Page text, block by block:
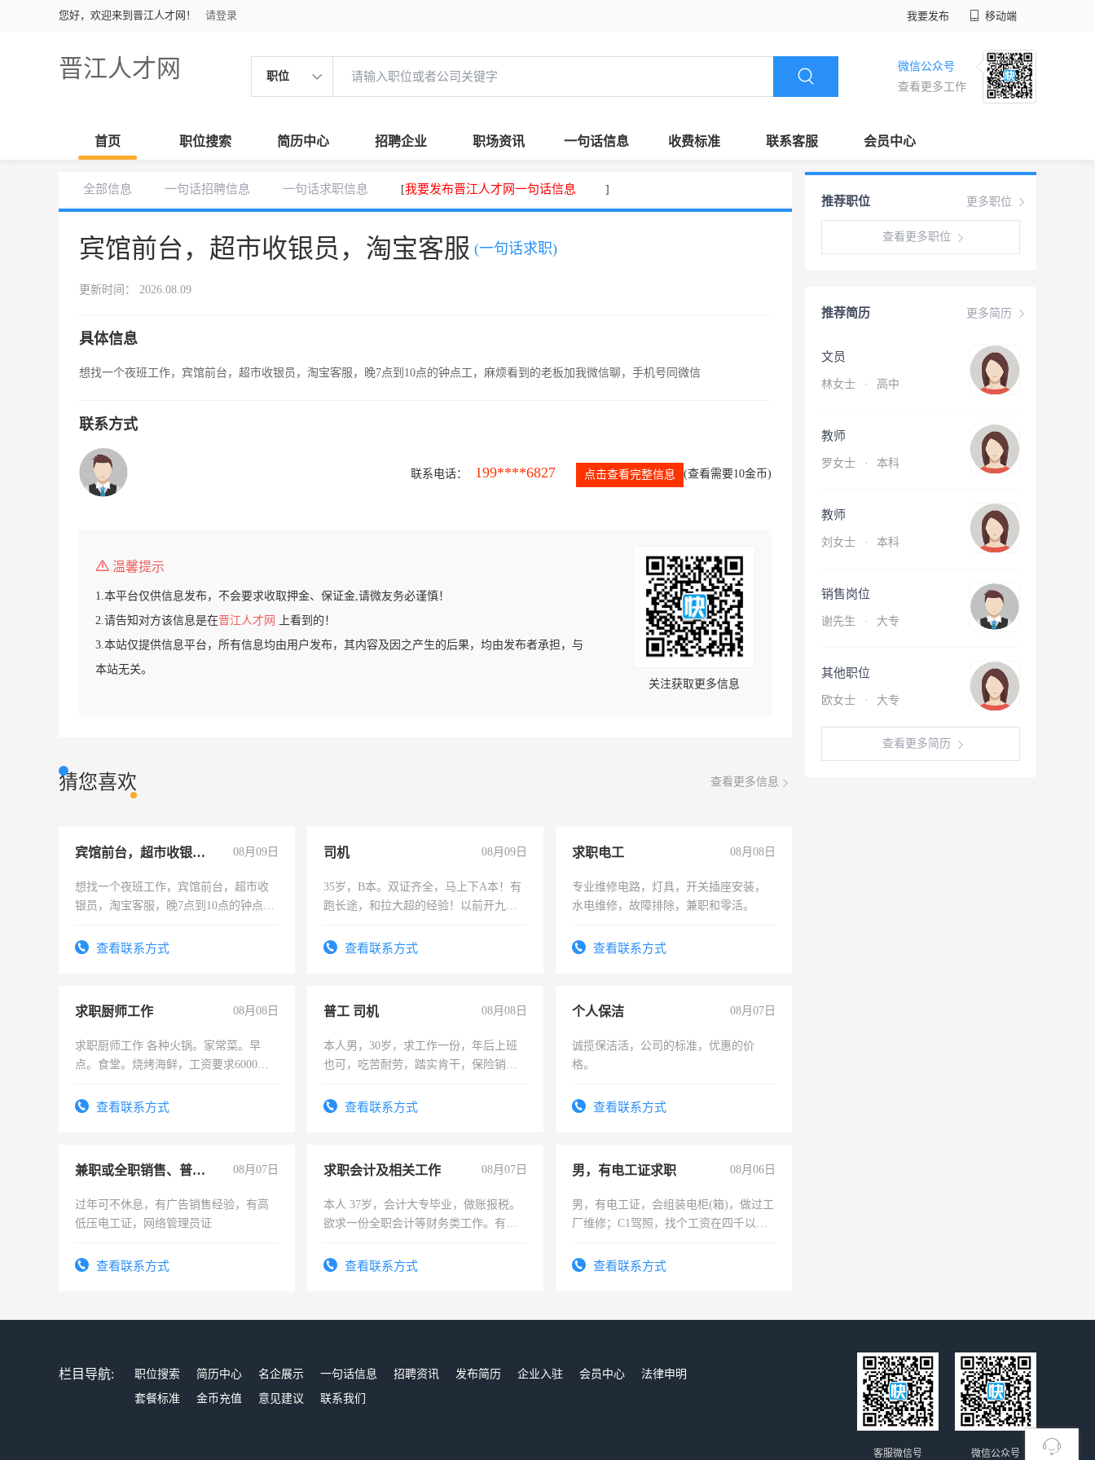
您好，欢迎来到晋江人才网！ 请登录 我要发布 移动端
晋江人才网 职位
微信公众号
查看更多工作
首页 职位搜索 简历中心 招聘企业 职场资讯 一句话信息 收费标准 联系客服 会员中心
全部信息 一句话招聘信息 一句话求职信息 [我要发布晋江人才网一句话信息 ]
宾馆前台，超市收银员，淘宝客服 (一句话求职)
更新时间： 2026.08.09
具体信息
想找一个夜班工作，宾馆前台，超市收银员，淘宝客服，晚7点到10点的钟点工，麻烦看到的老板加我微信聊，手机号同微信
联系方式
联系电话： 199****6827 点击查看完整信息 (查看需要10金币)
温馨提示
1.本平台仅供信息发布，不会要求收取押金、保证金,请微友务必谨慎！
2.请告知对方该信息是在晋江人才网
上看到的！
3.本站仅提供信息平台，所有信息均由用户发布，其内容及因之产生的后果，均由发布者承担，与
本站无关。
关注获取更多信息
猜您喜欢 查看更多信息
宾馆前台，超市收银员，淘宝客服 08月09日
想找一个夜班工作，宾馆前台，超市收
银员，淘宝客服，晚7点到10点的钟点
号同微信查看联系方式
司机 08月09日
35岁，B本。双证齐全，马上下A本！有
跑长途，和拉大超的经验！以前开九米
查看联系方式
求职电工 08月08日
专业维修电路，灯具，开关插座安装，
水电维修，故障排除，兼职和零活。
查看联系方式
求职厨师工作 08月08日
求职厨师工作 各种火锅。家常菜。早
点。食堂。烧烤海鲜，工资要求6000以
查看联系方式
普工 司机 08月08日
本人男，30岁，求工作一份，年后上班
也可，吃苦耐劳，踏实肯干，保险销售
查看联系方式
个人保洁 08月07日
诚揽保洁活，公司的标准，优惠的价
格。
查看联系方式
兼职或全职销售、普工、维修 08月07日
过年可不休息，有广告销售经验，有高
低压电工证，网络管理员证
查看联系方式
求职会计及相关工作 08月07日
本人 37岁，会计大专毕业，做账报税。
欲求一份全职会计等财务类工作。有会
查看联系方式
男，有电工证求职 08月06日
男，有电工证，会组装电柜(箱)，做过工
厂维修；C1驾照，找个工资在四千以
电话查看联系方式
更多职位
推荐职位
查看更多职位
更多简历
推荐简历
文员
林女士 · 高中
教师
罗女士 · 本科
教师
刘女士 · 本科
销售岗位
谢先生 · 大专
其他职位
欧女士 · 大专
查看更多简历
栏目导航: 职位搜索 简历中心 名企展示 一句话信息 招聘资讯 发布简历 企业入驻 会员中心
法律申明
套餐标准
金币充值 意见建议 联系我们
微信公众号
客服微信号